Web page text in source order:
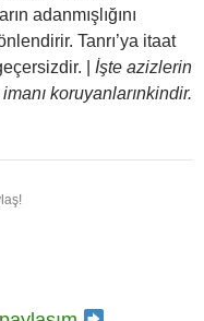
adanmışlığını
Tanrı’ya itaat
| İşte azizlerin
imanı koruyanlarınkindir.